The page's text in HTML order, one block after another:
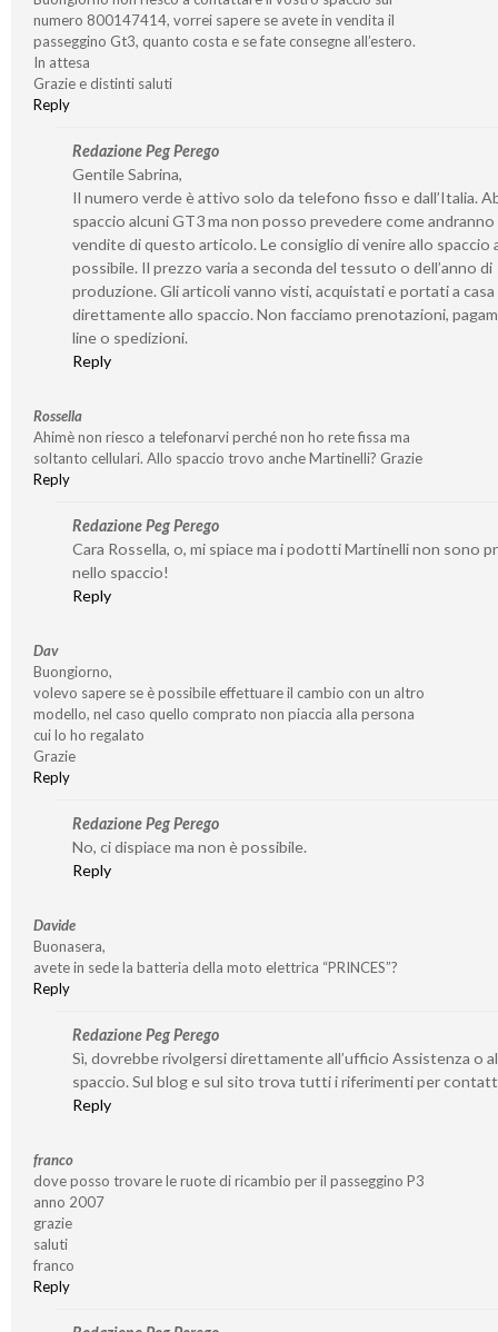
numero 800147414, vorrei sapere se avete in vendita il
passeggino Gt3, quanto costa e se fate consegne all’estero.
In attesa
Grazie e distinti saluti
Reply
Redazione Peg Perego
Gentile Sabrina,
Il numero verde è attivo solo da telefono fisso e dall’Italia.
spaccio alcuni GT3 ma non posso prevedere come andranno
vendite di questo articolo. Le consiglio di venire allo spaccio
possibile. Il prezzo varia a seconda del tessuto o dell’anno di
produzione. Gli articoli vanno visti, acquistati e portati a casa
direttamente allo spaccio. Non facciamo prenotazioni,
line o spedizioni.
Reply
Rossella
Ahimè non riesco a telefonarvi perché non ho rete fissa ma
soltanto cellulari. Allo spaccio trovo anche Martinelli? Grazie
Reply
Redazione Peg Perego
Cara Rossella, o, mi spiace ma i podotti Martinelli non sono
nello spaccio!
Reply
Dav
Buongiorno,
volevo sapere se è possibile effettuare il cambio con un altro
modello, nel caso quello comprato non piaccia alla persona
cui lo ho regalato
Grazie
Reply
Redazione Peg Perego
No, ci dispiace ma non è possibile.
Reply
Davide
Buonasera,
avete in sede la batteria della moto elettrica “PRINCES”?
Reply
Redazione Peg Perego
Sì, dovrebbe rivolgersi direttamente all’ufficio Assistenza o
spaccio. Sul blog e sul sito trova tutti i riferimenti per
Reply
franco
dove posso trovare le ruote di ricambio per il passeggino P3
anno 2007
grazie
saluti
franco
Reply